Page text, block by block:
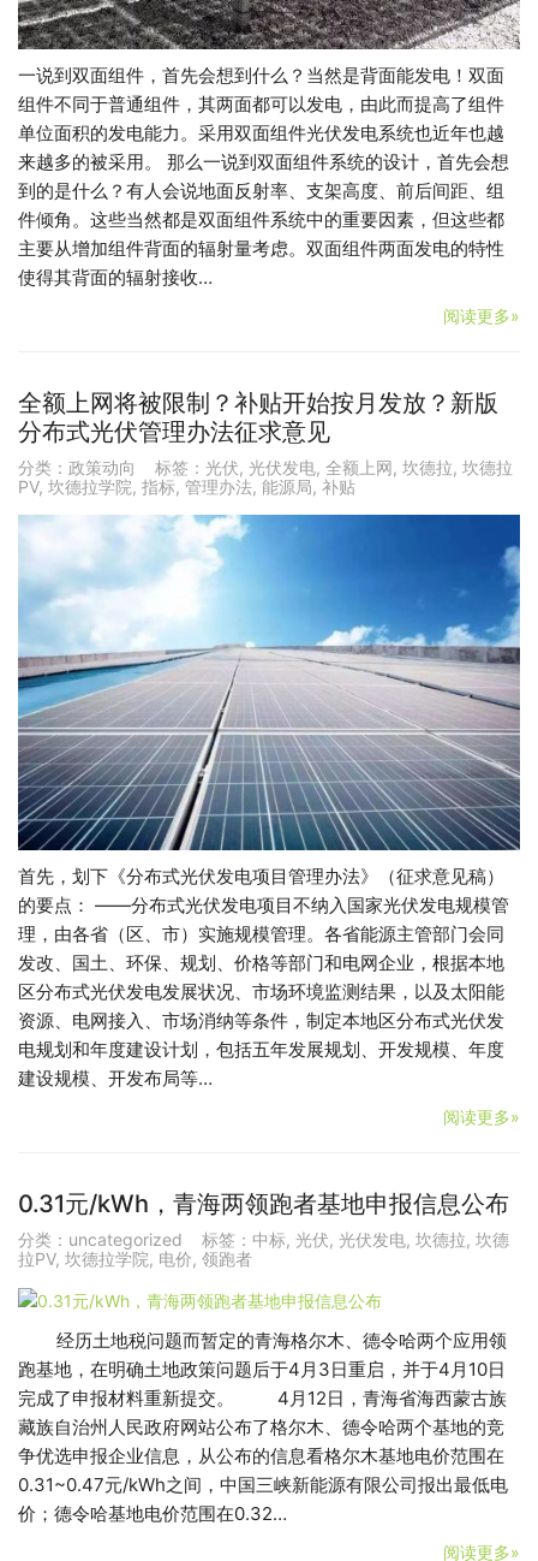
一说到双面组件，首先会想到什么？当然是背面能发电！双面
组件不同于普通组件，其两面都可以发电，由此而提高了组件
单位面积的发电能力。采用双面组件光伏发电系统也近年也越
来越多的被采用。 那么一说到双面组件系统的设计，首先会想
到的是什么？有人会说地面反射率、支架高度、前后间距、组
件倾角。这些当然都是双面组件系统中的重要因素，但这些都
主要从增加组件背面的辐射量考虑。双面组件两面发电的特性
使得其背面的辐射接收…
阅读更多»
全额上网将被限制？补贴开始按月发放？新版
分布式光伏管理办法征求意见
分类： 政策动向 标签： 光伏, 光伏发电, 全额上网, 坎德拉, 坎德拉
PV, 坎德拉学院, 指标, 管理办法, 能源局, 补贴
首先，划下《分布式光伏发电项目管理办法》（征求意见稿）
的要点： ——分布式光伏发电项目不纳入国家光伏发电规模管
理，由各省（区、市）实施规模管理。各省能源主管部门会同
发改、国土、环保、规划、价格等部门和电网企业，根据本地
区分布式光伏发电发展状况、市场环境监测结果，以及太阳能
资源、电网接入、市场消纳等条件，制定本地区分布式光伏发
电规划和年度建设计划，包括五年发展规划、开发规模、年度
建设规模、开发布局等…
阅读更多»
0.31元/kWh，青海两领跑者基地申报信息公布
分类： uncategorized 标签： 中标, 光伏, 光伏发电, 坎德拉, 坎德
拉PV, 坎德拉学院, 电价, 领跑者
经历土地税问题而暂定的青海格尔木、德令哈两个应用领
跑基地，在明确土地政策问题后于4月3日重启，并于4月10日
完成了申报材料重新提交。 4月12日，青海省海西蒙古族
藏族自治州人民政府网站公布了格尔木、德令哈两个基地的竞
争优选申报企业信息，从公布的信息看格尔木基地电价范围在
0.31~0.47元/kWh之间，中国三峡新能源有限公司报出最低电
价；德令哈基地电价范围在0.32…
阅读更多»